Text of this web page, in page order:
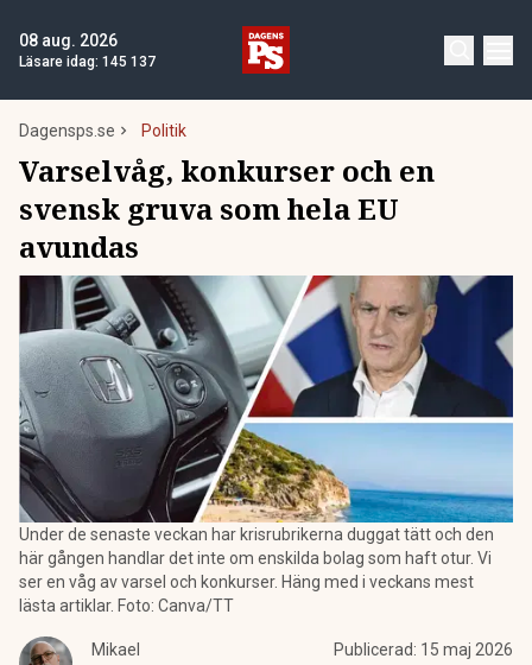
08 aug. 2026
Läsare idag: 145 137
Dagensps.se Politik
Varselvåg, konkurser och en
svensk gruva som hela EU
avundas
Under de senaste veckan har krisrubrikerna duggat tätt och den
här gången handlar det inte om enskilda bolag som haft otur. Vi
ser en våg av varsel och konkurser. Häng med i veckans mest
lästa artiklar. Foto: Canva/TT
Mikael
Publicerad: 15 maj 2026